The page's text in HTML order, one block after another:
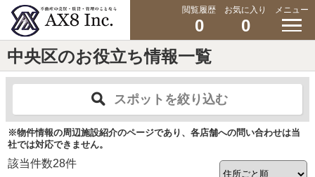
閲覧履歴
0
お気に入り
0
メニュー
中央区のお役立ち情報一覧
スポットを絞り込む
※物件情報の周辺施設紹介のページであり、各店舗への問い合わせは当
社では対応できません。
該当件数28件